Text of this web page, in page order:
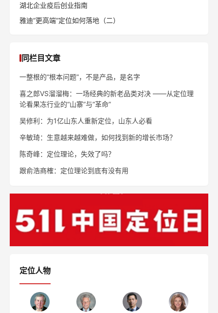
湖北企业疫后创业指南
雅迪“更高端”定位如何落地（二）
同栏目文章
一整根的“根本问题”，不是产品，是名字
喜之郎VS溜溜梅：一场经典的新老品类对决 ——从定位理
论看果冻行业的“山寨”与“革命”
吴修利：为1亿山东人重新定位，山东人必看
辛敏琦：生意越来越难做，如何找到新的增长市场？
陈奇峰：定位理论，失效了吗？
跟俞浩商榷：定位理论到底有没有用
定位人物